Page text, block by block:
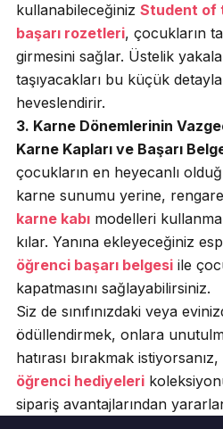
kullanabileceğiniz Student of
başarı rozetleri, çocukların
girmesini sağlar. Üstelik
taşıyacakları bu küçük
heveslendirir.
3. Karne Dönemlerinin
Karne Kapları ve Başarı
çocukların en heyecanlı
karne sunumu yerine,
karne kabımodelleri
kılar. Yanına ekleyeceğiniz
öğrenci başarı belgesi ile
kapatmasını sağlayabilirsiniz.
Siz de sınıfınızdaki veya
ödüllendirmek, onlara
hatırası bırakmak
öğrenci hediyeleri
sipariş avantajlarından